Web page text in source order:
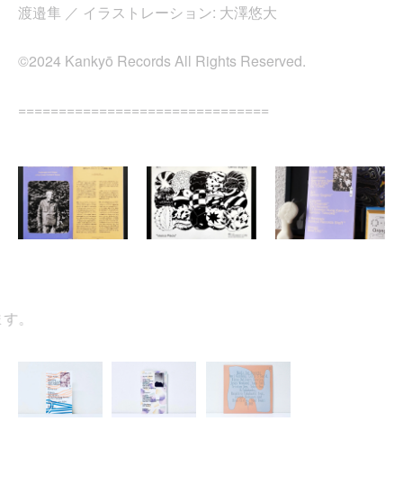
渡邉隼 ／ イラストレーション: 大澤悠大
©2024 Kankyō Records All Rights Reserved.
===============================